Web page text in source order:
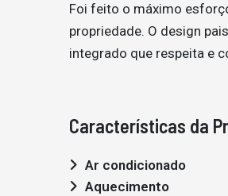
Foi feito o máximo
propriedade. O design
integrado que respeita e
Características da
Ar condicionado
Aquecimento